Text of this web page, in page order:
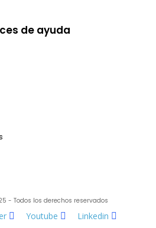
de ayuda
- Todos los derechos reservados
Youtube Linkedin